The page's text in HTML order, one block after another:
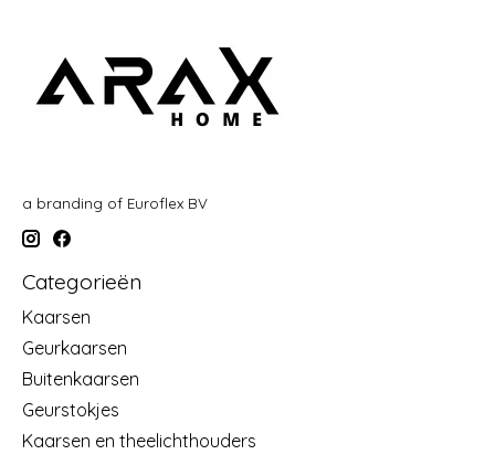
a branding of Euroflex BV
Categorieën
Kaarsen
Geurkaarsen
Buitenkaarsen
Geurstokjes
Kaarsen en theelichthouders